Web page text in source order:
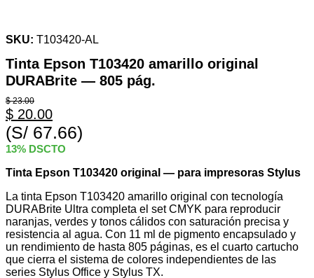
SKU: T103420-AL
Tinta Epson T103420 amarillo original
DURABrite — 805 pág.
$23.00
$ 20.00
(S/ 67.66)
13% DSCTO
Tinta Epson T103420 original — para impresoras Stylus
La tinta Epson T103420 amarillo original con tecnología
DURABrite Ultra completa el set CMYK para reproducir
naranjas, verdes y tonos cálidos con saturación precisa y
resistencia al agua. Con 11 ml de pigmento encapsulado y
un rendimiento de hasta 805 páginas, es el cuarto cartucho
que cierra el sistema de colores independientes de las
series Stylus Office y Stylus TX.